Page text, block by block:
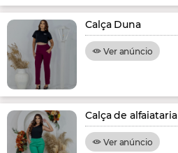
Calça Duna
Ver anúncio
Calça de alfaiataria
Ver anúncio